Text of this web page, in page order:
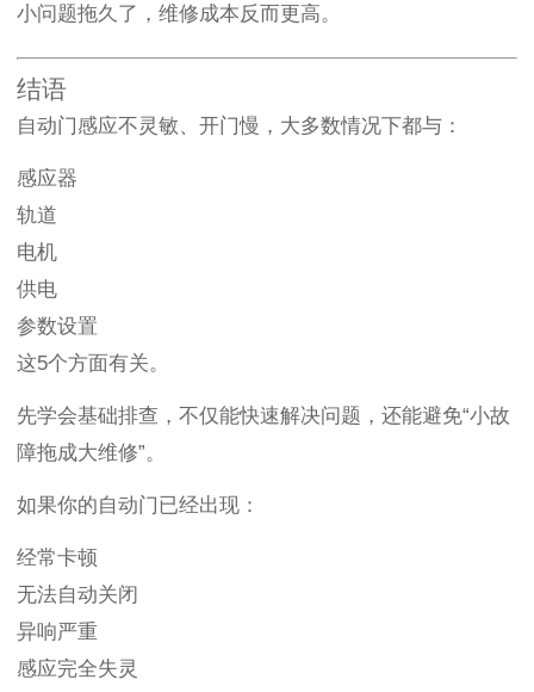
小问题拖久了，维修成本反而更高。
结语
自动门感应不灵敏、开门慢，大多数情况下都与：
感应器
轨道
电机
供电
参数设置
这5个方面有关。
先学会基础排查，不仅能快速解决问题，还能避免“小故
障拖成大维修”。
如果你的自动门已经出现：
经常卡顿
无法自动关闭
异响严重
感应完全失灵